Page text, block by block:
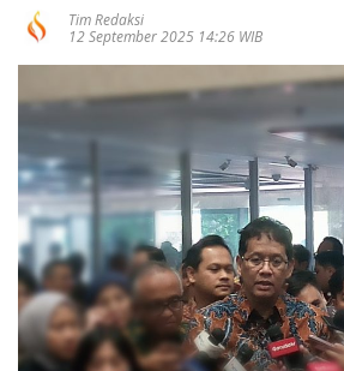
Tim Redaksi
12 September 2025 14:26 WIB